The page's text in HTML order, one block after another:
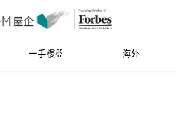
一手樓盤 海外